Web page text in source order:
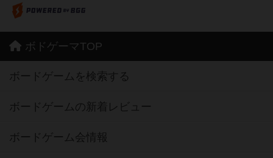
ボドゲーマTOP
ボードゲームを検索する
ボードゲームの新着レビュー
ボードゲーム会情報